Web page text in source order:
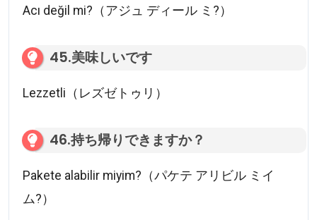
Acı değil mi?（アジュ ディール ミ?）
45.美味しいです
Lezzetli（レズゼトゥリ）
46.持ち帰りできますか？
Pakete alabilir miyim?（パケテ アリビル ミイ
ム?）